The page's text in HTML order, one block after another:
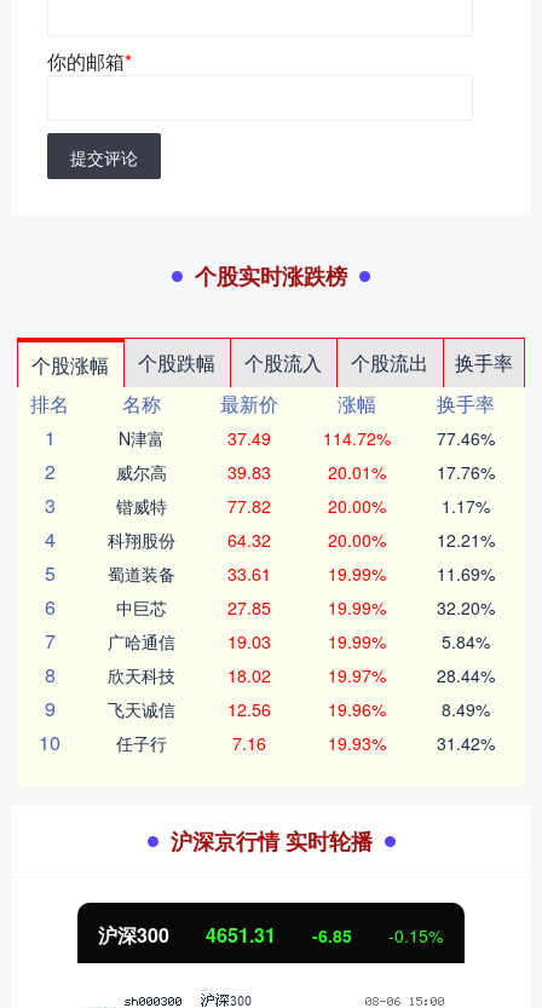
你的邮箱*
提交评论
个股实时涨跌榜
个股涨幅 个股跌幅 个股流入 个股流出
换手率
排名
名称 最新价 涨幅
换手率
1
N津富 37.49 114.72% 77.46%
2 威尔高 39.83 20.01% 17.76%
3 锴威特 77.82 20.00% 1.17%
4 科翔股份 64.32 20.00% 12.21%
5 蜀道装备 33.61 19.99% 11.69%
6 中巨芯 27.85 19.99% 32.20%
7 广哈通信 19.03 19.99% 5.84%
8 欣天科技 18.02 19.97% 28.44%
9 飞天诚信 12.56 19.96% 8.49%
10 任子行 7.16 19.93% 31.42%
沪深京行情 实时轮播
沪深300 4651.31 -6.85 -0.15%